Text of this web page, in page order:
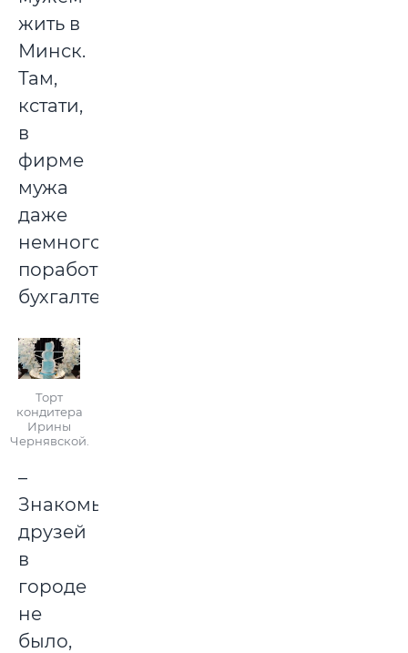
жить в
Минск.
Там,
кстати,
в
фирме
мужа
даже
немного
поработала
бухгалтером!
Торт
кондитера
Ирины
Чернявской.
–
Знакомых,
друзей
в
городе
не
было,